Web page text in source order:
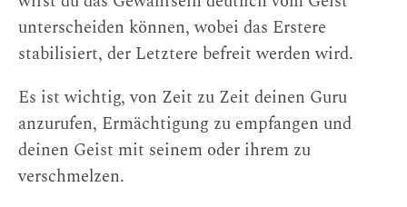
unterscheiden können, wobei das Erstere
stabilisiert, der Letztere befreit werden wird.
Es ist wichtig, von Zeit zu Zeit deinen Guru
anzurufen, Ermächtigung zu empfangen und
deinen Geist mit seinem oder ihrem zu
verschmelzen.